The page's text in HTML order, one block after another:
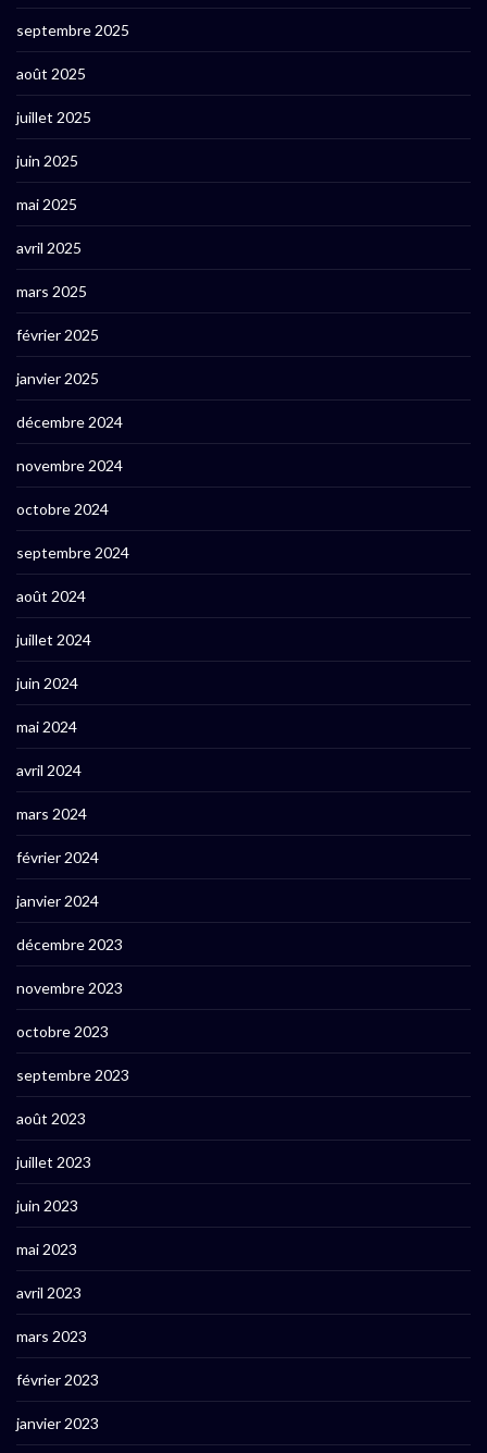
septembre 2025
août 2025
juillet 2025
juin 2025
mai 2025
avril 2025
mars 2025
février 2025
janvier 2025
décembre 2024
novembre 2024
octobre 2024
septembre 2024
août 2024
juillet 2024
juin 2024
mai 2024
avril 2024
mars 2024
février 2024
janvier 2024
décembre 2023
novembre 2023
octobre 2023
septembre 2023
août 2023
juillet 2023
juin 2023
mai 2023
avril 2023
mars 2023
février 2023
janvier 2023